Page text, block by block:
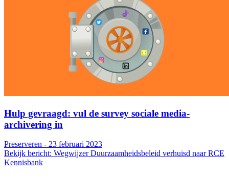
Hulp gevraagd: vul de survey sociale media-
archivering in
Preserveren - 23 februari 2023
Bekijk bericht: Wegwijzer Duurzaamheidsbeleid verhuisd naar RCE
Kennisbank